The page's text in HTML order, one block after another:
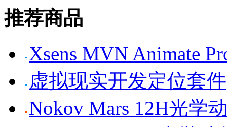
推荐商品
Xsens MVN Animate
虚拟现实开发定位套件
Nokov Mars 12H光学